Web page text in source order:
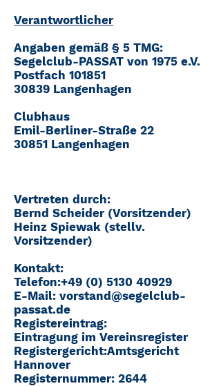
Verantwortlicher
Angaben gemäß § 5 TMG:
Segelclub-PASSAT von 1975 e.V.
Postfach 101851
30839 Langenhagen
Clubhaus
Emil-Berliner-Straße 22
30851 Langenhagen
Vertreten durch:
Bernd Scheider (Vorsitzender)
Heinz Spiewak (stellv.
Vorsitzender)
Kontakt:
Telefon:+49 (0) 5130 40929
E-Mail: vorstand@segelclub-
passat.de
Registereintrag:
Eintragung im Vereinsregister
Registergericht:Amtsgericht
Hannover
Registernummer: 2644